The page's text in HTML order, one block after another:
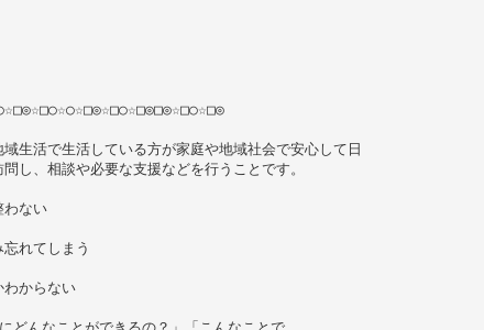
生活で生活している方が家庭や地域社会で安心して日
し、相談や必要な支援などを行うことです。
わない
れてしまう
からない
どんなことができるの？」「こんなことで